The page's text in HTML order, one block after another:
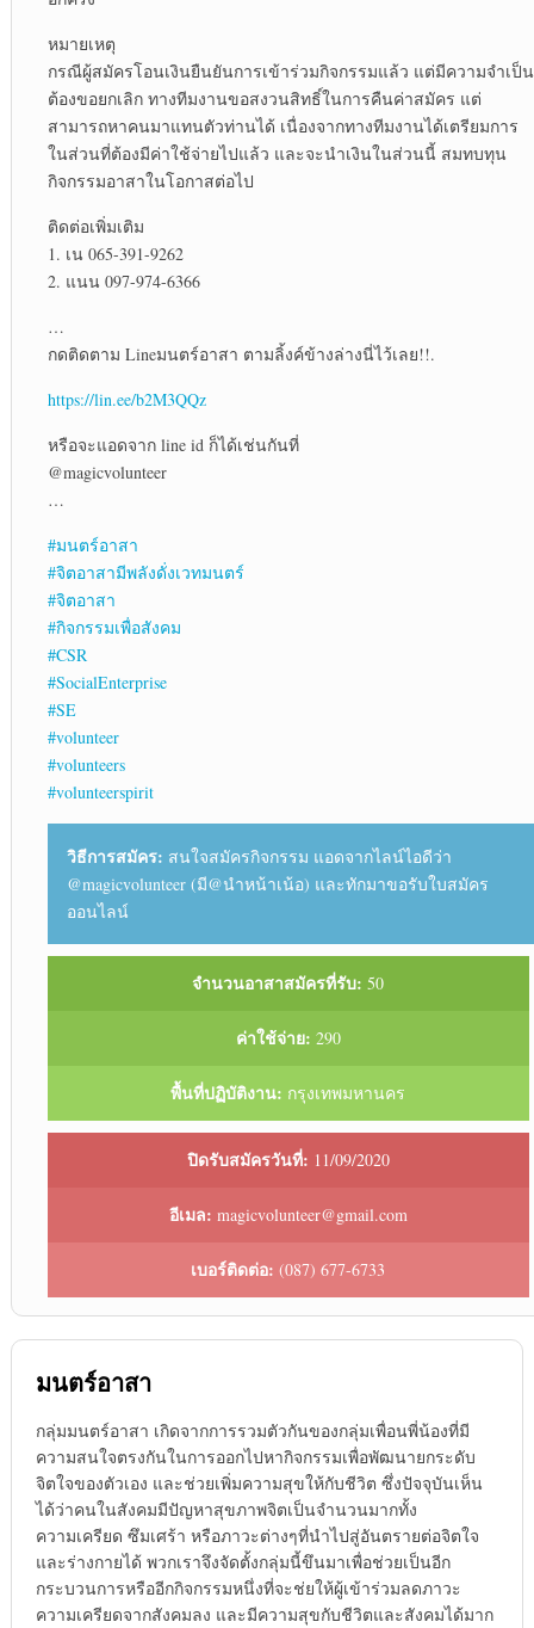
หมายเหตุ
กรณีผู้สมัครโอนเงินยืนยันการเข้าร่วมกิจกรรมแล้ว แต่มีความจำเป็น
ต้องขอยกเลิก ทางทีมงานขอสงวนสิทธิ์ในการคืนค่าสมัคร แต่
สามารถหาคนมาแทนตัวท่านได้ เนื่องจากทางทีมงานได้เตรียมการ
ในส่วนที่ต้องมีค่าใช้จ่ายไปแล้ว และจะนำเงินในส่วนนี้ สมทบทุน
กิจกรรมอาสาในโอกาสต่อไป
ติดต่อเพิ่มเติม
1. เน 065-391-9262
2. แนน 097-974-6366
…
กดติดตาม Lineมนตร์อาสา ตามลิ้งค์ข้างล่างนี่ไว้เลย!!.
https://lin.ee/b2M3QQz
หรือจะแอดจาก line id ก็ได้เช่นกันที่
@magicvolunteer
…
#มนตร์อาสา
#จิตอาสามีพลังดั่งเวทมนตร์
#จิตอาสา
#กิจกรรมเพื่อสังคม
#CSR
#SocialEnterprise
#SE
#volunteer
#volunteers
#volunteerspirit
วิธีการสมัคร: สนใจสมัครกิจกรรม แอดจากไลน์ไอดีว่า
@magicvolunteer (มี@นำหน้าเน้อ) และทักมาขอรับใบสมัคร
ออนไลน์
จำนวนอาสาสมัครที่รับ: 50
ค่าใช้จ่าย: 290
พื้นที่ปฏิบัติงาน: กรุงเทพมหานคร
ปิดรับสมัครวันที่: 11/09/2020
อีเมล: magicvolunteer@gmail.com
เบอร์ติดต่อ: (087) 677-6733
มนตร์อาสา
กลุ่มมนตร์อาสา เกิดจากการรวมตัวกันของกลุ่มเพื่อนพี่น้องที่มี
ความสนใจตรงกันในการออกไปหากิจกรรมเพื่อพัฒนายกระดับ
จิตใจของตัวเอง และช่วยเพิ่มความสุขให้กับชีวิต ซึ่งปัจจุบันเห็น
ได้ว่าคนในสังคมมีปัญหาสุขภาพจิตเป็นจำนวนมากทั้ง
ความเครียด ซึมเศร้า หรือภาวะต่างๆที่นำไปสู่อันตรายต่อจิตใจ
และร่างกายได้ พวกเราจึงจัดตั้งกลุ่มนี้ขึนมาเพื่อช่วยเป็นอีก
กระบวนการหรืออีกกิจกรรมหนึ่งที่จะช่ยให้ผู้เข้าร่วมลดภาวะ
ความเครียดจากสังคมลง และมีความสุขกับชีวิตและสังคมได้มาก